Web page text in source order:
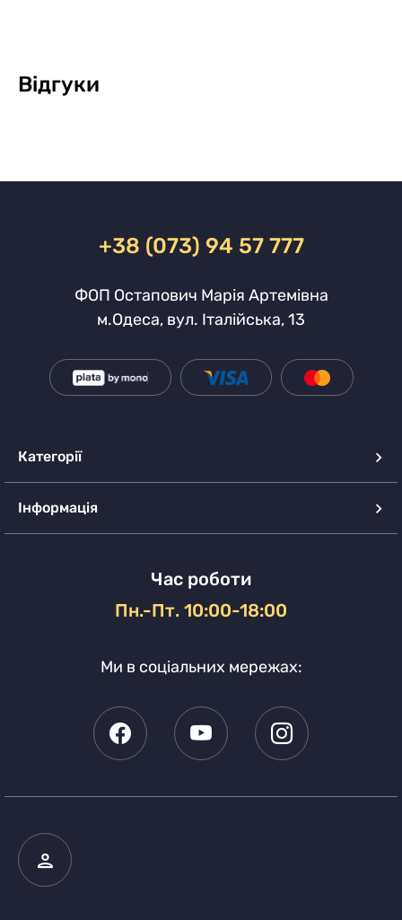
Відгуки
+38 (073) 94 57 777
ФОП Остапович Марія Артемівна
м.Одеса, вул. Італійська, 13
Категорії
Інформація
Час роботи
Пн.-Пт. 10:00-18:00
Ми в соціальних мережах: